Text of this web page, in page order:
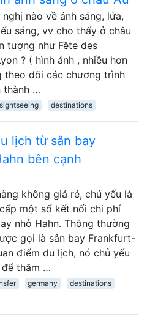
nào về ánh sáng, lửa,
sáng, vv cho thấy ở châu
tượng như Fête des
? ( hình ảnh , nhiều hơn
theo dõi các chương trình
thành …
sightseeing destinations
lịch từ sân bay
bên cạnh
không giá rẻ, chủ yếu là
một số kết nối chi phí
nhỏ Hahn. Thông thường
gọi là sân bay Frankfurt-
điểm du lịch, nó chủ yếu
thăm …
germany
destinations